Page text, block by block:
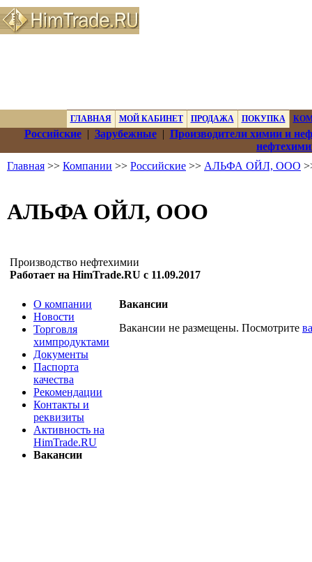
ГЛАВНАЯ МОЙ КАБИНЕТ ПРОДАЖА ПОКУПКА
Российские| Зарубежные| Производители химии и
Главная >> Компании >> Российские >> АЛЬФА ОЙЛ, ООО
АЛЬФА ОЙЛ, ООО
Производство нефтехимии
Работает на HimTrade.RU с 11.09.2017
О компании
Новости
Торговля
химпродуктами
Документы
Паспорта
качества
Рекомендации
Контакты и
реквизиты
Активность на
HimTrade.RU
Вакансии
Вакансии
Вакансии не размещены. Посмотрите